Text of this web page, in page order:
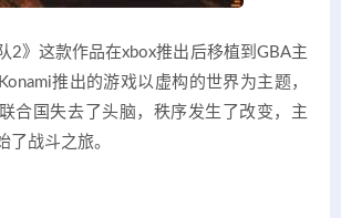
2》这款作品在xbox推出后移植到GBA主
推出的游戏以虚构的世界为主题，
合国失去了头脑，秩序发生了改变，主
了战斗之旅。